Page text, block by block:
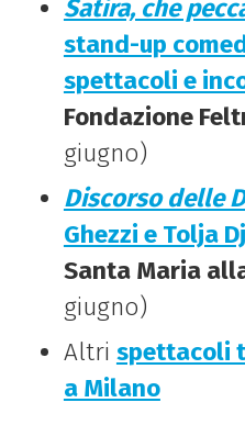
Satira, che
stand-up
spettacoli e
Fondazione
giugno)
Discorso delle
Ghezzi e Tolja
Santa Maria
giugno)
Altri spettacoli
a Milano